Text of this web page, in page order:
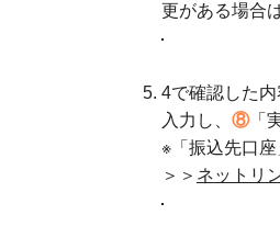
更がある場合
4で確認した
入力し、 ⑧「
※「振込先口
＞＞ ネットリ